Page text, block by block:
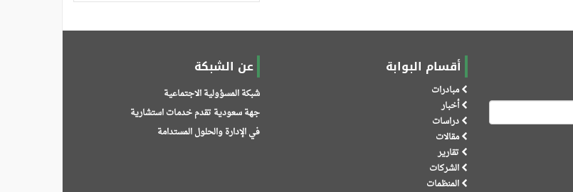
أقسام البوابة
مبادرات
أخبار
دراسات
مقالات
تقارير
الشركات
المنظمات
عن الشبكة
شبكة المسؤولية الاجتماعية
جهة سعودية تقدم خدمات استشارية
في الإدارة والحلول المستدامة